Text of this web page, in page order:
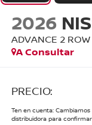
2026
ADVANCE 2 ROW
A Consultar
PRECIO:
Ten en cuenta:
distribuidora para